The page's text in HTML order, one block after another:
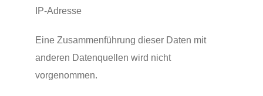
IP-Adresse
Eine Zusammenführung dieser Daten mit
anderen Datenquellen wird nicht
vorgenommen.